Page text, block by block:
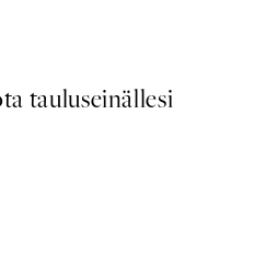
tauluseinällesi